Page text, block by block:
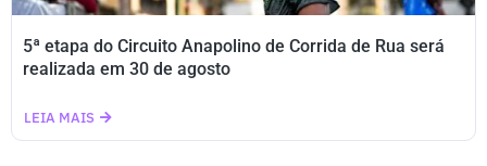
5ª etapa do Circuito Anapolino de Corrida de Rua será
realizada em 30 de agosto
LEIA MAIS